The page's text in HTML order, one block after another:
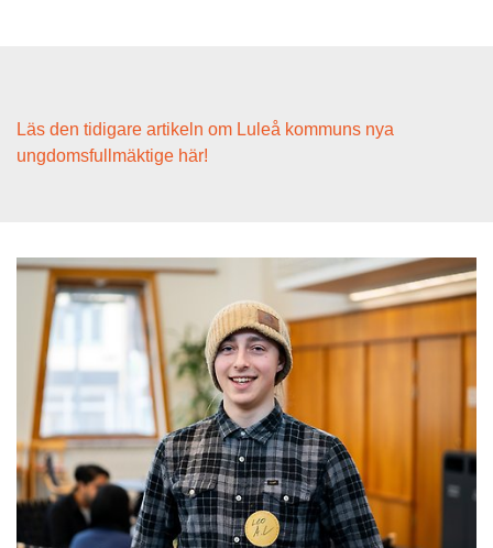
Läs den tidigare artikeln om Luleå kommuns nya
ungdomsfullmäktige här!